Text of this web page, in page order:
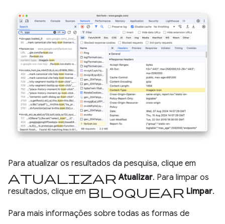
Para atualizar os resultados da pesquisa, clique em
atualizar Atualizar. Para limpar os
resultados, clique em bloquear Limpar.
Para mais informações sobre todas as formas de